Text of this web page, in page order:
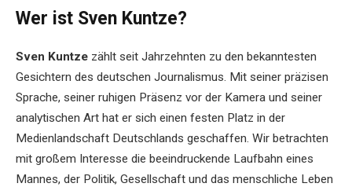
Wer ist Sven Kuntze?
Sven Kuntze zählt seit Jahrzehnten zu den bekanntesten
Gesichtern des deutschen Journalismus. Mit seiner präzisen
Sprache, seiner ruhigen Präsenz vor der Kamera und seiner
analytischen Art hat er sich einen festen Platz in der
Medienlandschaft Deutschlands geschaffen. Wir betrachten
mit großem Interesse die beeindruckende Laufbahn eines
Mannes, der Politik, Gesellschaft und das menschliche Leben